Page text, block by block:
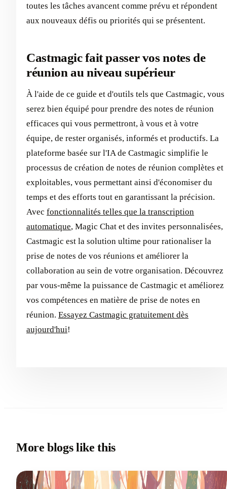
toutes les tâches avancent comme prévu et répondent
aux nouveaux défis ou priorités qui se présentent.
Castmagic fait passer vos notes de
réunion au niveau supérieur
À l'aide de ce guide et d'outils tels que Castmagic, vous
serez bien équipé pour prendre des notes de réunion
efficaces qui vous permettront, à vous et à votre
équipe, de rester organisés, informés et productifs. La
plateforme basée sur l'IA de Castmagic simplifie le
processus de création de notes de réunion complètes et
exploitables, vous permettant ainsi d'économiser du
temps et des efforts tout en garantissant la précision.
Avec fonctionnalités telles que la transcription
automatique, Magic Chat et des invites personnalisées,
Castmagic est la solution ultime pour rationaliser la
prise de notes de vos réunions et améliorer la
collaboration au sein de votre organisation. Découvrez
par vous-même la puissance de Castmagic et améliorez
vos compétences en matière de prise de notes en
réunion. Essayez Castmagic gratuitement dès
aujourd'hui !
More blogs like this